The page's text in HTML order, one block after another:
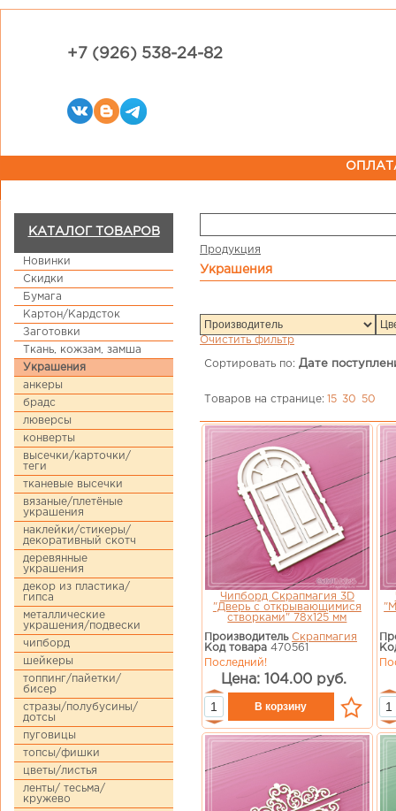
+7 (926) 538-24-82
КАТАЛОГ ТОВАРОВ
Новинки
Скидки
Бумага
Картон/Кардсток
Заготовки
Ткань, кожзам, замша
Украшения
анкеры
брадс
люверсы
конверты
высечки/карточки/
теги
тканевые высечки
вязаные/плетёные
украшения
наклейки/стикеры/
декоративный скотч
деревянные
украшения
декор из пластика/
гипса
металлические
украшения/подвески
чипборд
шейкеры
топпинг/пайетки/
бисер
стразы/полубусины/
дотсы
пуговицы
топсы/фишки
цветы/листья
ленты/ тесьма/
кружево
Продукция
Украшения
Очистить фильтр
Сортировать по: Дате
Товаров на странице: 15 30 50
Чипборд Скрапмагия 3D
"Дверь с открывающимися
створками" 78х125 мм
Производитель Скрапмагия
Код товара 470561
Последний!
Цена: 104.00 руб.